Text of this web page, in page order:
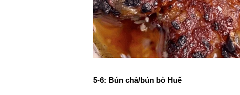
5-6: Bún chả/bún bò Huế